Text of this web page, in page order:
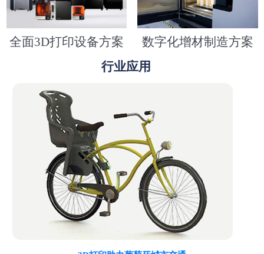
全面3D打印设备方案
数字化增材制造方案
行业应用